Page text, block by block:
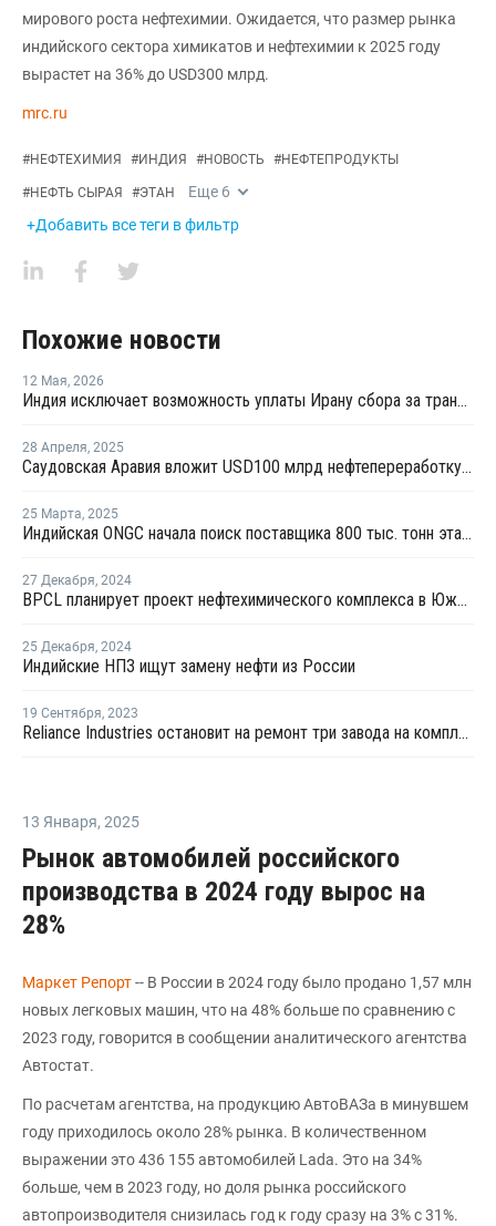
мирового роста нефтехимии. Ожидается, что размер рынка
индийского сектора химикатов и нефтехимии к 2025 году
вырастет на 36% до USD300 млрд.
mrc.ru
#НЕФТЕХИМИЯ #ИНДИЯ #НОВОСТЬ #НЕФТЕПРОДУКТЫ
#НЕФТЬ СЫРАЯ #ЭТАН Еще 6
+Добавить все теги в фильтр
Похожие новости
12 Мая, 2026
Индия исключает возможность уплаты Ирану сбора за транзит нефти и газа через Ормузский пролив
28 Апреля, 2025
Саудовская Аравия вложит USD100 млрд нефтепереработку и нефтехимию Индии
25 Марта, 2025
Индийская ONGC начала поиск поставщика 800 тыс. тонн этана
27 Декабря, 2024
BPCL планирует проект нефтехимического комплекса в Южной Индии
25 Декабря, 2024
Индийские НПЗ ищут замену нефти из России
19 Сентября, 2023
Reliance Industries остановит на ремонт три завода на комплекса Джамнагар
13 Января, 2025
Рынок автомобилей российского
производства в 2024 году вырос на
28%
Маркет Репорт-- В России в 2024 году было продано 1,57 млн
новых легковых машин, что на 48% больше по сравнению с
2023 году, говорится в сообщении аналитического агентства
Автостат.
По расчетам агентства, на продукцию АвтоВАЗа в минувшем
году приходилось около 28% рынка. В количественном
выражении это 436 155 автомобилей Lada. Это на 34%
больше, чем в 2023 году, но доля рынка российского
автопроизводителя снизилась год к году сразу на 3% с 31%.